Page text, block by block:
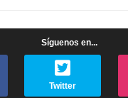
Síguenos en...
Twitter